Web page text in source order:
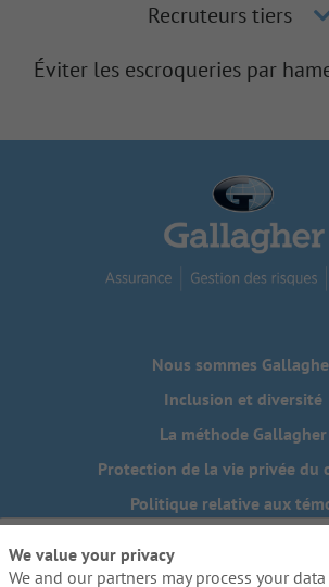
Recruteurs tiers
Éviter les escroqueries par
Nous sommes
Inclusion et diversité
La méthode Gallagher
Protection de la vie privée du
Politique relative aux
Besoin de mesures d'adaptation
We value your privacy
We and our partners may process your